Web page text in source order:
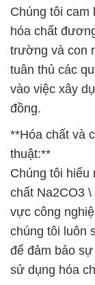
Chúng tôi
hóa chất
trường và con
tuân thủ các
vào việc xây
đồng.
**Hóa chất và
thuật:**
Chúng tôi hiểu
chất Na2CO3
vực công
chúng tôi luôn
để đảm bảo
sử dụng hóa